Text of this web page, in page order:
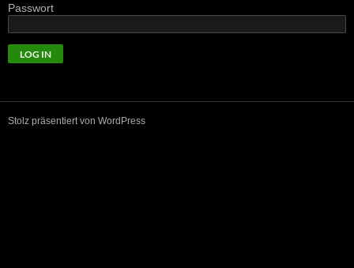
Passwort
Stolz präsentiert von WordPress